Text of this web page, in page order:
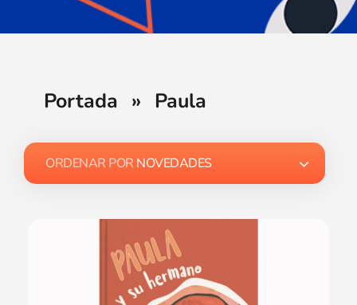
Portada » Paula
ORDENAR POR NOVEDADES